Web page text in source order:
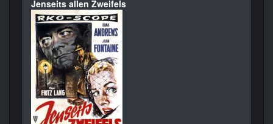
Jenseits allen Zweifels